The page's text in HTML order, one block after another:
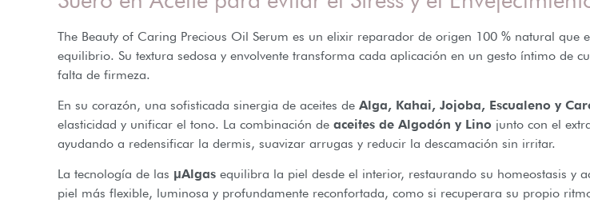
The Beauty of Caring Precious Oil Serum es un elixir reparador de origen 100 % natural
equilibrio. Su textura sedosa y envolvente transforma cada aplicación en un gesto íntimo de
falta de firmeza.
En su corazón, una sofisticada sinergia de aceites de Alga, Kahai, Jojoba, Escualeno y
elasticidad y unificar el tono. La combinación de aceites de Algodón y Lino junto con el
ayudando a redensificar la dermis, suavizar arrugas y reducir la descamación sin irritar.
La tecnología de las μAlgas equilibra la piel desde el interior, restaurando su homeostasis y
piel más flexible, luminosa y profundamente reconfortada, como si recuperara su propio